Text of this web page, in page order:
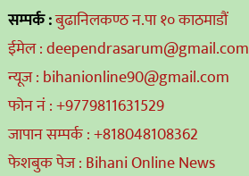
सम्पर्क :बुढानिलकण्ठ न.पा १० काठमाडौं
ईमेल : deependrasarum@gmail.com
न्यूज : bihanionline90@gmail.com
फोन नं : +9779811631529
जापान सम्पर्क : +818048108362
फेशबुक पेज : Bihani Online News